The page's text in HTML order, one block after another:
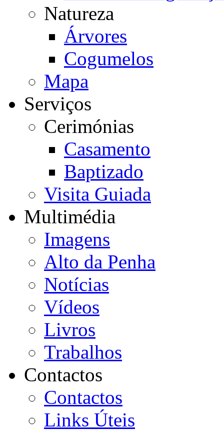
Natureza
Árvores
Cogumelos
Mapa
Serviços
Cerimónias
Casamento
Baptizado
Visita Guiada
Multimédia
Imagens
Alto da Penha
Notícias
Vídeos
Livros
Trabalhos
Contactos
Contactos
Links Úteis